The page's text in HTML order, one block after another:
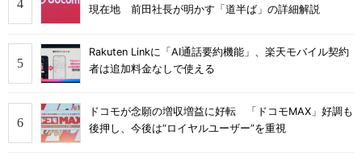
現在地 前田社長が明かす「道半ば」の詳細解説
Rakuten Linkに「AI通話要約機能」、楽天モバイル契約
者は追加料金なしで使える
ドコモが念願の増収増益に好転 「ドコモMAX」好調も
後押し、今後は“ロイヤルユーザー”を重視